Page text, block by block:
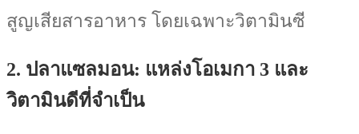
สูญเสียสารอาหาร โดยเฉพาะวิตามินซี
2. ปลาแซลมอน: แหล่งโอเมกา 3 และ
วิตามินดีที่จำเป็น